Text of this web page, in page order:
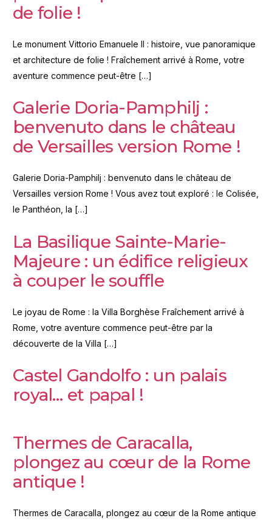
de folie !
Le monument Vittorio Emanuele II : histoire, vue panoramique
et architecture de folie ! Fraîchement arrivé à Rome, votre
aventure commence peut-être […]
Galerie Doria-Pamphilj :
benvenuto dans le château
de Versailles version Rome !
Galerie Doria-Pamphilj : benvenuto dans le château de
Versailles version Rome ! Vous avez tout exploré : le Colisée,
le Panthéon, la […]
La Basilique Sainte-Marie-
Majeure : un édifice religieux
à couper le souffle
Le joyau de Rome : la Villa Borghèse Fraîchement arrivé à
Rome, votre aventure commence peut-être par la
découverte de la Villa […]
Castel Gandolfo : un palais
royal… et papal !
Thermes de Caracalla,
plongez au cœur de la Rome
antique !
Thermes de Caracalla, plongez au cœur de la Rome antique